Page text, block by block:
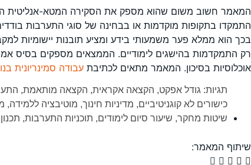
המאמר חשוב משום שהוא מספק את הסקירה המטא-אנליטית
התמקדו בתקופות מוקדמות או בבחינה של סוגי התערבות
בכך הוא ממלא פער משמעותי בידע ומציע תובנות יישומיות
רק התמקדמות בהישגים לימודיים. הממצאים מספקים בסיס
אוכלוסיות בסיכון. המאמר מתאים לכתיבת עבודה סמינריונית
תגיות: גודל אפקט, הקצאה אקראית, הקצאה מותאמת,
כישורים לא קוגניטיביים, מדיניות חינוך, מוטיבציה ללמידה,
שיטות מחקר, שיעור סיום לימודים, תוכניות התערבות,
שיתוף המאמר: